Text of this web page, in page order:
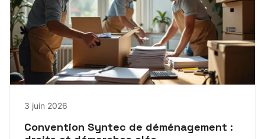
3 juin 2026
Convention Syntec de déménagement :